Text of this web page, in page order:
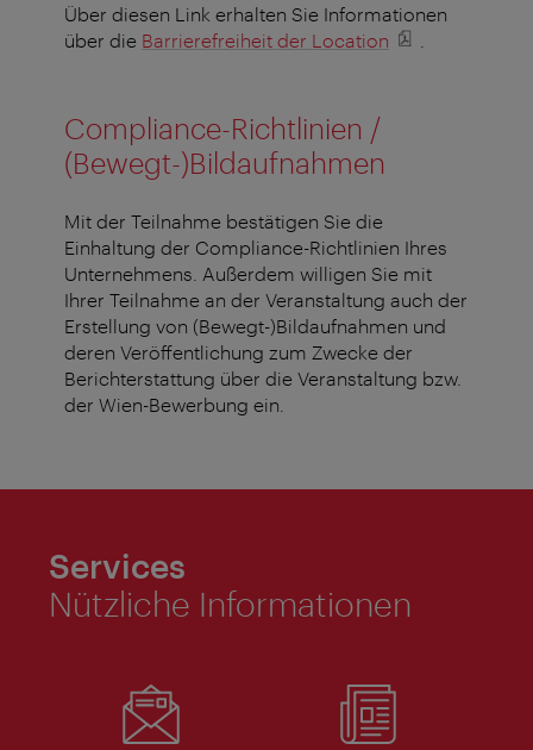
Über diesen Link erhalten Sie Informationen
über die Barrierefreiheit der Location
Compliance-Richtlinien /
(Bewegt-)Bildaufnahmen
Mit der Teilnahme bestätigen Sie die
Einhaltung der Compliance-Richtlinien Ihres
Unternehmens. Außerdem willigen Sie mit
Ihrer Teilnahme an der Veranstaltung auch der
Erstellung von (Bewegt-)Bildaufnahmen und
deren Veröffentlichung zum Zwecke der
Berichterstattung über die Veranstaltung bzw.
der Wien-Bewerbung ein.
Services
Nützliche Informationen